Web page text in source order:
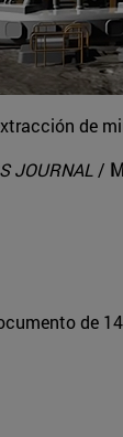
de
JOURNAL/
de